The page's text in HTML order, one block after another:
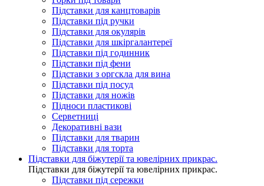
Підставки для канцтоварів
Підставки під ручки
Підставки для окулярів
Підставки для шкіргалантереї
Підставки під годинник
Підставки під фени
Підставки з оргскла для вина
Підставки під посуд
Підставки для ножів
Підноси пластикові
Серветниці
Декоративні вази
Підставки для тварин
Підставки для торта
Підставки для біжутерії та ювелірниx прикрас.
Підставки для біжутерії та ювелірниx прикрас.
Підставки під сережки